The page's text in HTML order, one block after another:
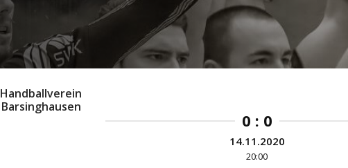
Handballverein
Barsinghausen
0 : 0
14.11.2020
20:00